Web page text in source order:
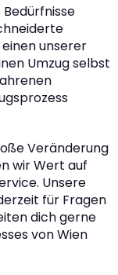
unserer
Umzug selbst
Veränderung
wir Wert auf
Unsere
für Fragen
dich gerne
von Wien